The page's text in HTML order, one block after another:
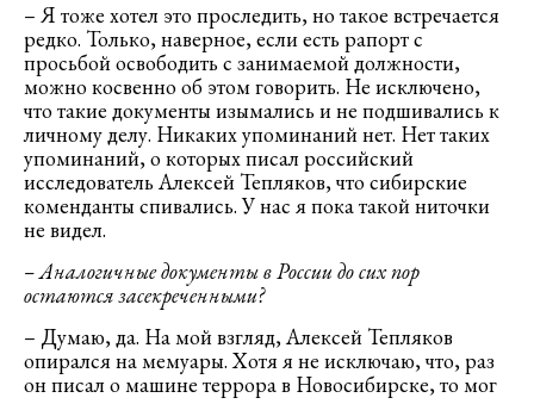
– Я тоже хотел это проследить, но такое встречается
редко. Только, наверное, если есть рапорт с
просьбой освободить с занимаемой должности,
можно косвенно об этом говорить. Не исключено,
что такие документы изымались и не подшивались к
личному делу. Никаких упоминаний нет. Нет таких
упоминаний, о которых писал российский
исследователь Алексей Тепляков, что сибирские
коменданты спивались. У нас я пока такой ниточки
не видел.
– Аналогичные документы в России до сих пор
остаются засекреченными?
– Думаю, да. На мой взгляд, Алексей Тепляков
опирался на мемуары. Хотя я не исключаю, что, раз
он писал о машине террора в Новосибирске, то мог